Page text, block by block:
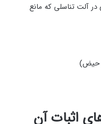
آلت تناسلی که مانع
حیض)
اثبات آن